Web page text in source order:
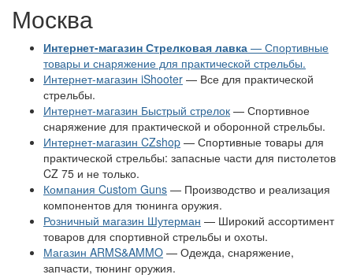
Москва
Интернет-магазин Стрелковая лавка — Спортивные
товары и снаряжение для практической стрельбы.
Интернет-магазин iShooter — Все для практической
стрельбы.
Интернет-магазин Быстрый стрелок — Спортивное
снаряжение для практической и оборонной стрельбы.
Интернет-магазин CZshop — Спортивные товары для
практической стрельбы: запасные части для пистолетов
CZ 75 и не только.
Компания Custom Guns — Производство и реализация
компонентов для тюнинга оружия.
Розничный магазин Шутерман — Широкий ассортимент
товаров для спортивной стрельбы и охоты.
Магазин ARMS&AMMO — Одежда, снаряжение,
запчасти, тюнинг оружия.